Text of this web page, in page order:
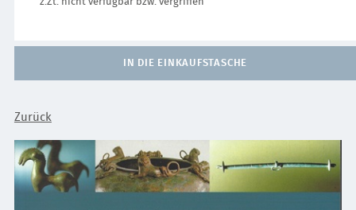
IN DIE EINKAUFSTASCHE
Zurück